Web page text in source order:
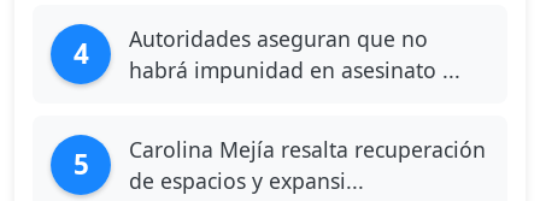
4
Autoridades aseguran que no
habrá impunidad en asesinato ...
5
Carolina Mejía resalta recuperación
de espacios y expansi...